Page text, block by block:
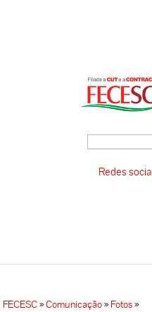
Redes
FECESC»Comunicação»Fotos»